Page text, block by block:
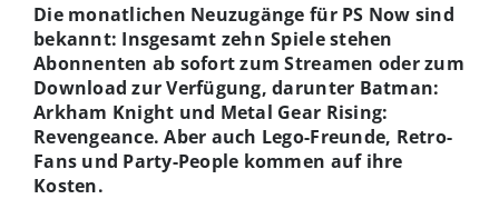
Die monatlichen Neuzugänge für PS Now sind
bekannt: Insgesamt zehn Spiele stehen
Abonnenten ab sofort zum Streamen oder zum
Download zur Verfügung, darunter Batman:
Arkham Knight und Metal Gear Rising:
Revengeance. Aber auch Lego-Freunde, Retro-
Fans und Party-People kommen auf ihre
Kosten.